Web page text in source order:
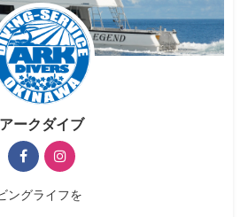
アークダイブ
ングライフを